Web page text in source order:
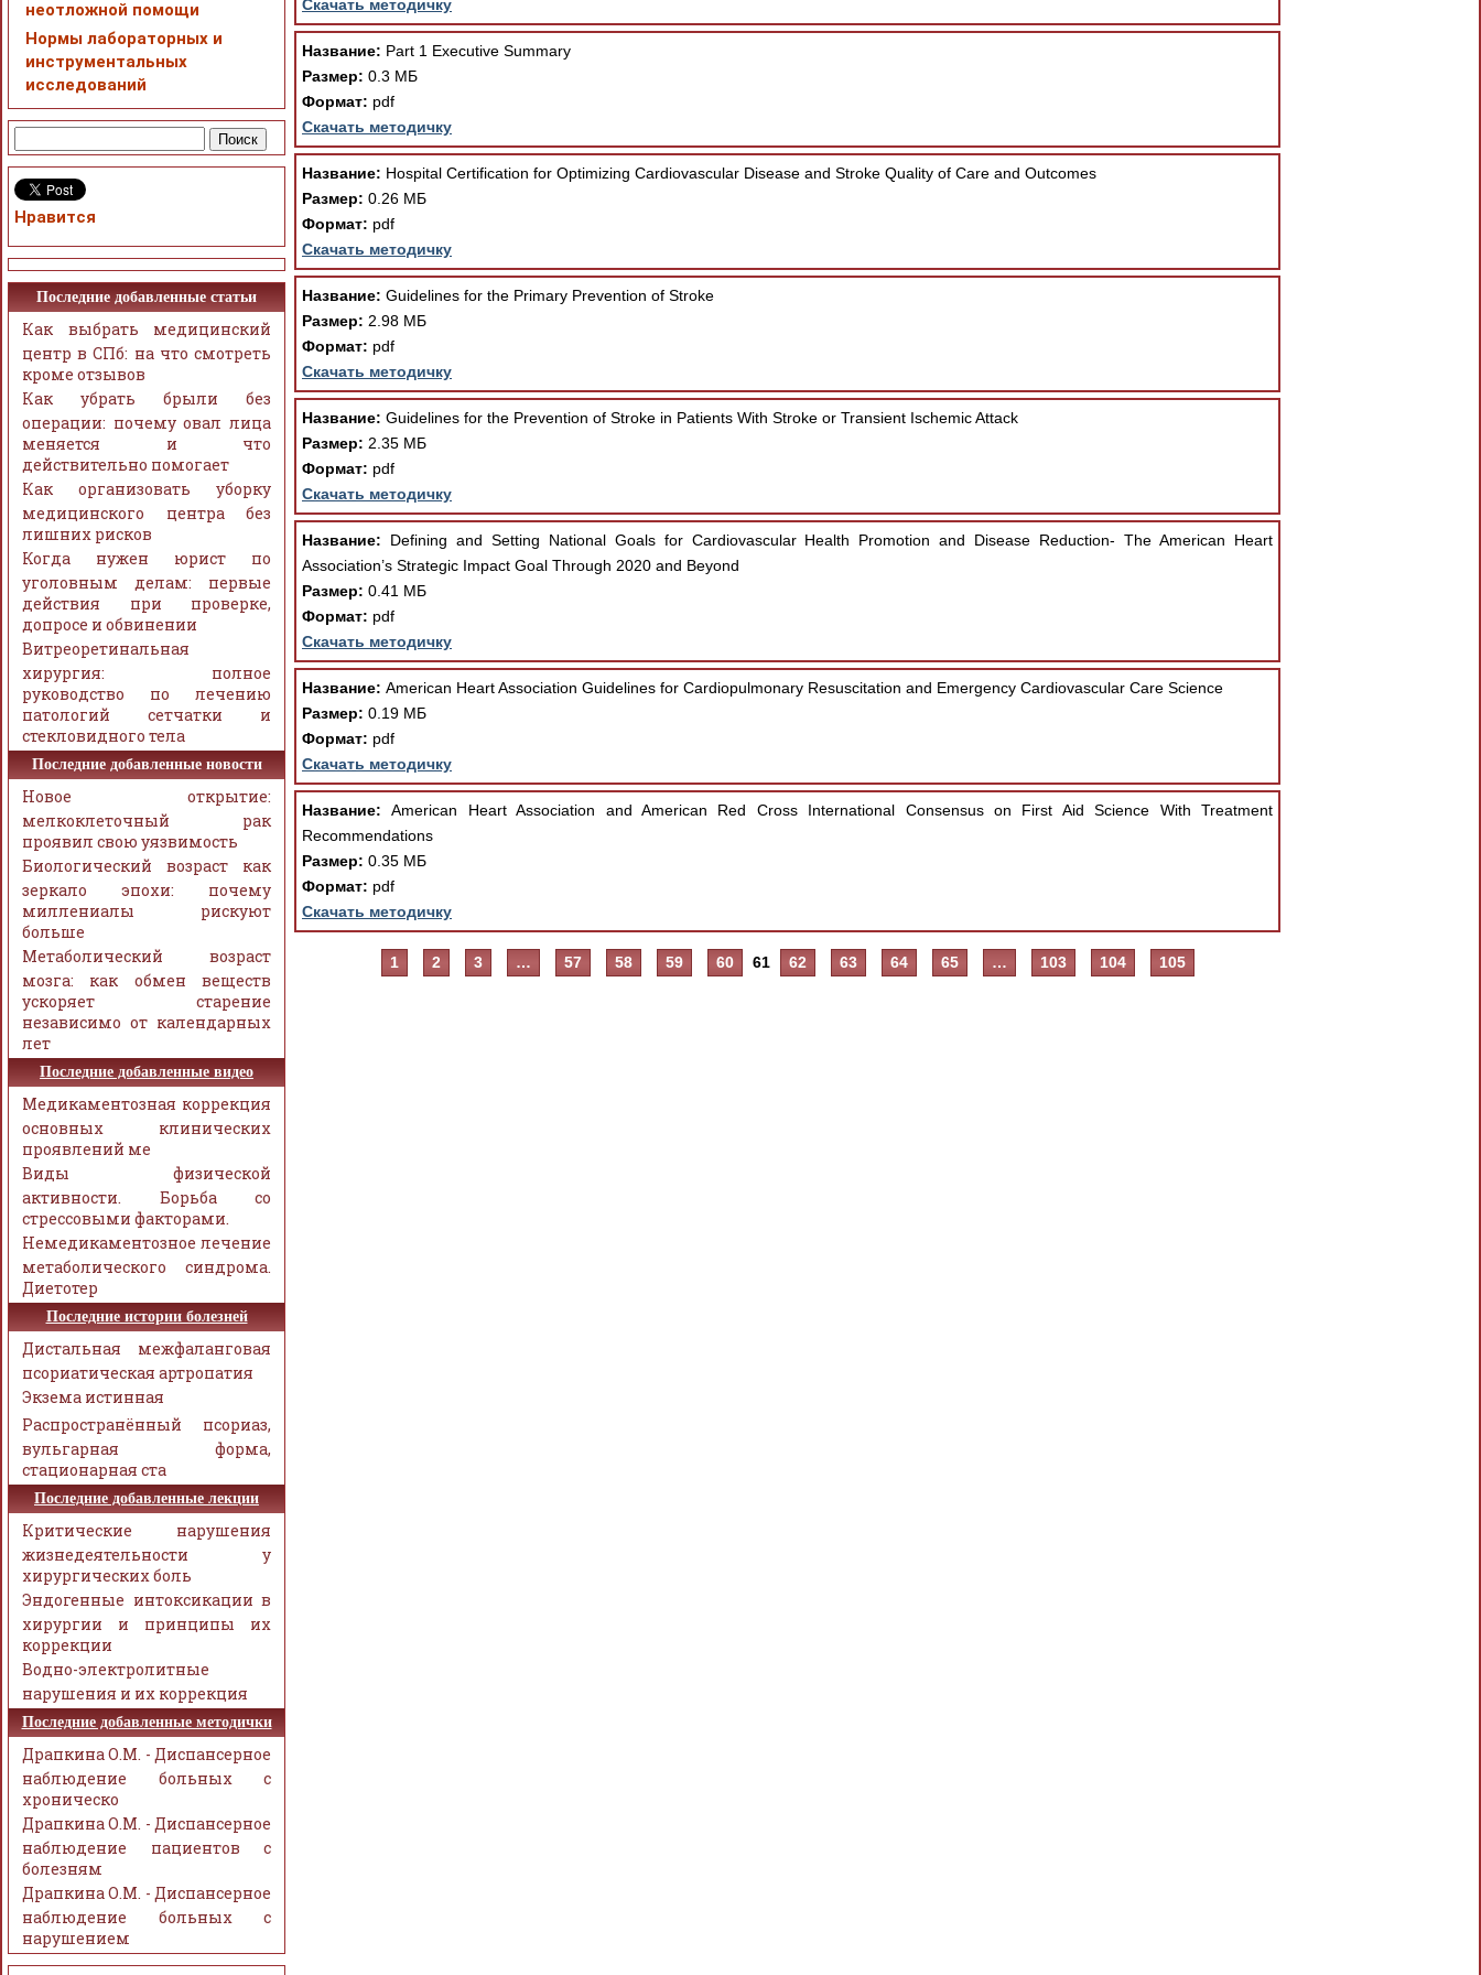
Скачать методичку
Название: Part 1 Executive Summary
Размер: 0.3 МБ
Формат: pdf
Скачать методичку
Название: Hospital Certification for Optimizing Cardiovascular Disease and Stroke Quality of Care and Outcomes
Размер: 0.26 МБ
Формат: pdf
Скачать методичку
Название: Guidelines for the Primary Prevention of Stroke
Размер: 2.98 МБ
Формат: pdf
Скачать методичку
Название: Guidelines for the Prevention of Stroke in Patients With Stroke or Transient Ischemic Attack
Размер: 2.35 МБ
Формат: pdf
Скачать методичку
Название: Defining and Setting National Goals for Cardiovascular Health Promotion and Disease Reduction- The American Heart
Association’s Strategic Impact Goal Through 2020 and Beyond
Размер: 0.41 МБ
Формат: pdf
Скачать методичку
Название: American Heart Association Guidelines for Cardiopulmonary Resuscitation and Emergency Cardiovascular Care Science
Размер: 0.19 МБ
Формат: pdf
Скачать методичку
Название: American Heart Association and American Red Cross International Consensus on First Aid Science With Treatment
Recommendations
Размер: 0.35 МБ
Формат: pdf
Скачать методичку
1 2 3 … 57 58 59 60 61 62 63 64 65 … 103 104 105
неотложной помощи
Нормы лабораторных и
инструментальных
исследований
Нравится
Последние добавленные статьи
Как выбрать медицинский
центр в СПб: на что смотреть
кроме отзывов
Как убрать брыли без
операции: почему овал лица
меняется и что
действительно помогает
Как организовать уборку
медицинского центра без
лишних рисков
Когда нужен юрист по
уголовным делам: первые
действия при проверке,
допросе и обвинении
Витреоретинальная
хирургия: полное
руководство по лечению
патологий сетчатки и
стекловидного тела
Последние добавленные новости
Новое открытие:
мелкоклеточный рак
проявил свою уязвимость
Биологический возраст как
зеркало эпохи: почему
миллениалы рискуют
больше
Метаболический возраст
мозга: как обмен веществ
ускоряет старение
независимо от календарных
лет
Последние добавленные видео
Медикаментозная коррекция
основных клинических
проявлений ме
Виды физической
активности. Борьба со
стрессовыми факторами.
Немедикаментозное лечение
метаболического синдрома.
Диетотер
Последние истории болезней
Дистальная межфаланговая
псориатическая артропатия
Экзема истинная
Распространённый псориаз,
вульгарная форма,
стационарная ста
Последние добавленные лекции
Критические нарушения
жизнедеятельности у
хирургических боль
Эндогенные интоксикации в
хирургии и принципы их
коррекции
Водно-электролитные
нарушения и их коррекция
Последние добавленные методички
Драпкина О.М. - Диспансерное
наблюдение больных с
хроническо
Драпкина О.М. - Диспансерное
наблюдение пациентов с
болезням
Драпкина О.М. - Диспансерное
наблюдение больных с
нарушением